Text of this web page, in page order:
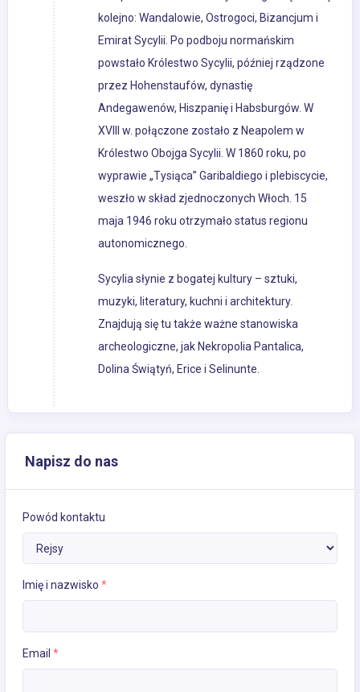
kolejno: Wandalowie, Ostrogoci, Bizancjum i
Emirat Sycylii. Po podboju normańskim
powstało Królestwo Sycylii, później rządzone
przez Hohenstaufów, dynastię
Andegawenów, Hiszpanię i Habsburgów. W
XVIII w. połączone zostało z Neapolem w
Królestwo Obojga Sycylii. W 1860 roku, po
wyprawie „Tysiąca” Garibaldiego i plebiscycie,
weszło w skład zjednoczonych Włoch. 15
maja 1946 roku otrzymało status regionu
autonomicznego.
Sycylia słynie z bogatej kultury – sztuki,
muzyki, literatury, kuchni i architektury.
Znajdują się tu także ważne stanowiska
archeologiczne, jak Nekropolia Pantalica,
Dolina Świątyń, Erice i Selinunte.
Napisz do nas
Powód kontaktu
Imię i nazwisko *
Email *